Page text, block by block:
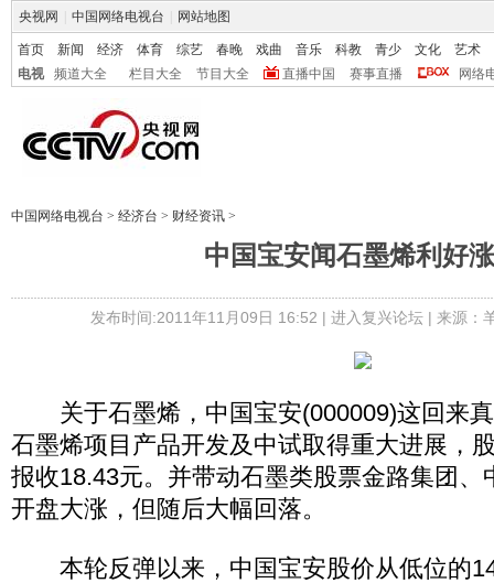
央视网 中国网络电视台 网站地图
首页 新闻 经济 体育 综艺 春晚 戏曲 音乐 科教 青少 文化
艺术
电视
频道大全 栏目大全 节目大全 直播中国 赛事直播 网络
中国网络电视台 > 经济台 > 财经资讯 >
中国宝安闻石墨烯利好
发布时间:2011年11月09日 16:52 | 进入复兴论坛| 来源：
关于石墨烯，中国宝安(000009)这回来真
石墨烯项目产品开发及中试取得重大进展，
报收18.43元。并带动石墨类股票金路集团、
开盘大涨，但随后大幅回落。
本轮反弹以来，中国宝安股价从低位的